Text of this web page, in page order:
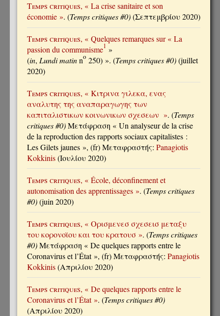
Temps critiques, « La crise sanitaire et son
économie ». (Temps critiques #0)(Σεπτεμβρίου 2020)
Temps critiques, « Quelques remarques sur « La
passion du communisme1 »
(in, Lundi matinno 250) ». (Temps critiques #0)(juillet
2020)
Temps critiques, « Κιτρινα γιλεκα, ενας
αναλυτης της αναπαραγωγης των
καπιταλιστικων κοινωνικων σχεσεων ». (Temps
critiques #0)Μετάφραση « Un analyseur de la crise
de la reproduction des rapports sociaux capitalistes :
Les Gilets jaunes », (fr) Μεταφραστής: Panagiotis
Kokkinis(Ιουλίου 2020)
Temps critiques, « École, déconfinement et
autonomisation des apprentissages ». (Temps critiques
#0)(juin 2020)
Temps critiques, « Ορισμενεσ σχεσεισ μεταξυ
του κορονοϊου και του κρατουσ ». (Temps critiques
#0)Μετάφραση « De quelques rapports entre le
Coronavirus et l’État », (fr) Μεταφραστής: Panagiotis
Kokkinis(Απριλίου 2020)
Temps critiques, « De quelques rapports entre le
Coronavirus et l’État ». (Temps critiques #0)
(Απριλίου 2020)